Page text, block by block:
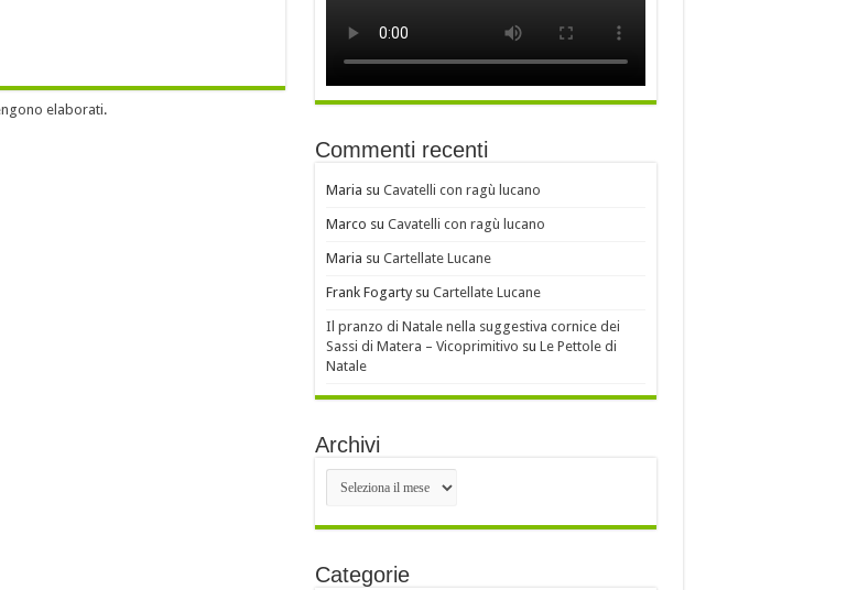
elaborati.
Commenti recenti
Maria su Cavatelli con ragù lucano
Marco su Cavatelli con ragù lucano
Maria su Cartellate Lucane
Frank Fogartysu Cartellate Lucane
Il pranzo di Natale nella suggestiva cornice dei
Sassi di Matera – Vicoprimitivo su Le Pettole di
Natale
Archivi
Archivi
Categorie